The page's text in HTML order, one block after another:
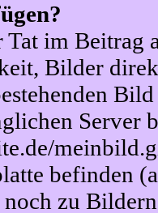
im Beitrag
Bilder
Server
befinden
zu